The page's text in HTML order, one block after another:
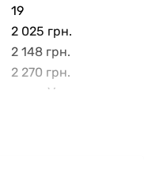
19
2 025 грн.
2 148 грн.
2 270 грн.
Vencon